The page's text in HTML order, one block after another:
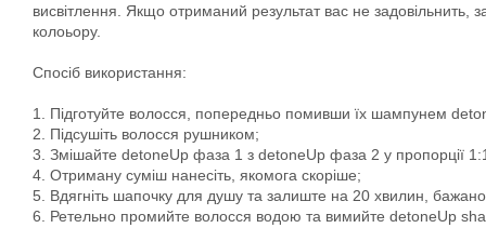
висвітлення. Якщо отриманий результат вас не задовільнить,
колоьору.
Спосіб використання:
1. Підготуйте волосся, попередньо помивши їх шампунем
2. Підсушіть волосся рушником;
3. Змішайте detoneUp фаза 1 з detoneUp фаза 2 у пропорції
4. Отриману суміш нанесіть, якомога скоріше;
5. Вдягніть шапочку для душу та залиште на 20 хвилин,
6. Ретельно промийте волосся водою та вимийте detoneUp